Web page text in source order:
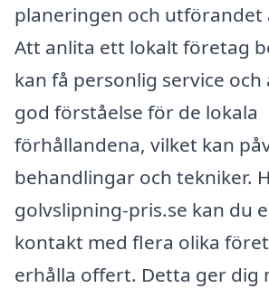
planeringen och utförandet
Att anlita ett lokalt företag
kan få personlig service
god förståelse för de lokala
förhållandena, vilket kan
behandlingar och tekniker.
golvslipning-pris.se kan du
kontakt med flera olika
erhålla offert. Detta ger dig